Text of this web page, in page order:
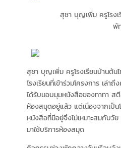
สุชา บุญเพิ่ม ครูโรง
พั
สุชา บุญเพิ่ม ครูโรงเรียนบ้านต้น
โรงเรียนที่เข้าร่วมโครงการ เล่า
ได้รับมอบมุมหนังสือของทาทา ส
ห้องสมุดอยู่แล้ว แต่เนื่องจากเป็น
หนังสือที่มีอยู่จึงไม่เหมาะสมกับวัย
มาใช้บริการห้องสมุด